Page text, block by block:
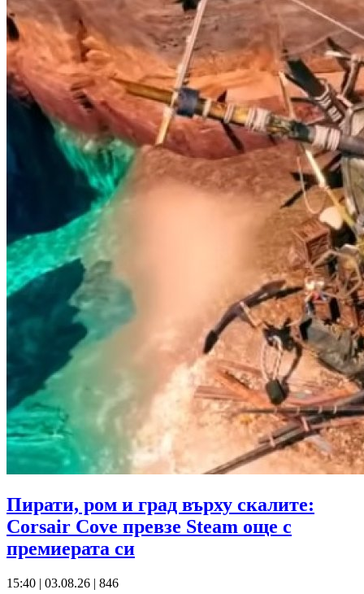
Пирати, ром и град върху скалите:
Corsair Cove превзе Steam още с
премиерата си
15:40 | 03.08.26 | 846